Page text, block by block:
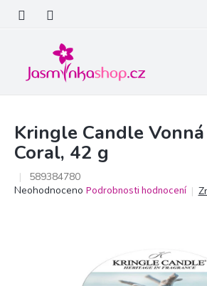
obsah
Kringle Candle
Coral, 42 g
589384780
Průměrné
Neohodnoceno Podrobnosti hodnocení